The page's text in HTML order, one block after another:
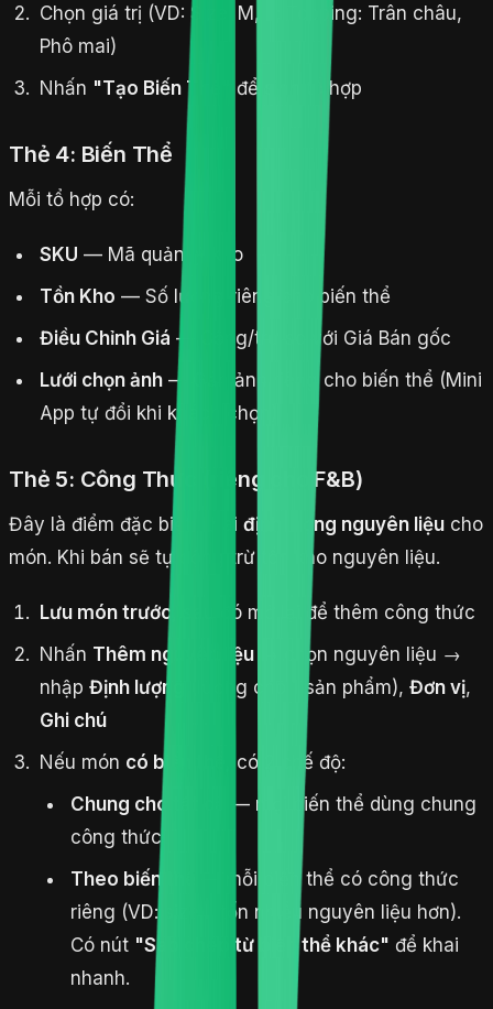
Chọn giá trị (VD: Size: M, L; Topping: Trân châu,
Phô mai)
Nhấn "Tạo Biến Thể" để sinh tổ hợp
Thẻ 4: Biến Thể
Mỗi tổ hợp có:
SKU — Mã quản lý kho
Tồn Kho — Số lượng riêng cho biến thể
Điều Chỉnh Giá — Cộng/trừ so với Giá Bán gốc
Lưới chọn ảnh — Gán ảnh riêng cho biến thể (Mini
App tự đổi khi khách chọn)
Thẻ 5: Công Thức (riêng cho F&B)
Đây là điểm đặc biệt: khai định lượng nguyên liệu cho
món. Khi bán sẽ tự động trừ tồn kho nguyên liệu.
Lưu món trước , sau đó mở lại để thêm công thức
Nhấn Thêm nguyên liệu → chọn nguyên liệu →
nhập Định lượng (lượng cho 1 sản phẩm), Đơn vị,
Ghi chú
Nếu món có biến thể
, có 2 chế độ:
Chung cho tất cả
— mọi biến thể dùng chung
công thức
Theo biến thể
— mỗi biến thể có công thức
riêng (VD: size L tốn nhiều nguyên liệu hơn).
Có nút "Sao chép từ biến thể khác" để khai
nhanh.